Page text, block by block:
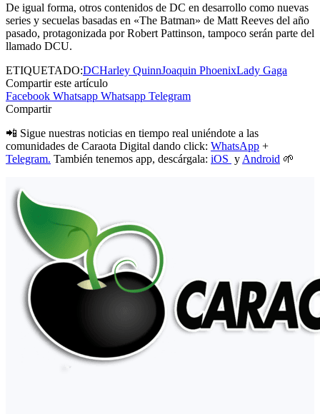
De igual forma, otros contenidos de DC en desarrollo como nuevas
series y secuelas basadas en «The Batman» de Matt Reeves del año
pasado, protagonizada por Robert Pattinson, tampoco serán parte del
llamado DCU.
ETIQUETADO:DCHarley QuinnJoaquin PhoenixLady Gaga
Compartir este artículo
Facebook Whatsapp Whatsapp Telegram
Compartir
📲 Sigue nuestras noticias en tiempo real uniéndote a las
comunidades de Caraota Digital dando click: WhatsApp +
Telegram. También tenemos app, descárgala: iOS y Android 🌱